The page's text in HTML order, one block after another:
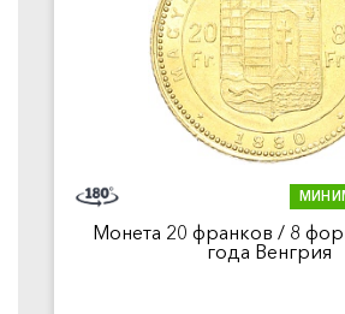
Монета 20 франков / 8
года Венгрия